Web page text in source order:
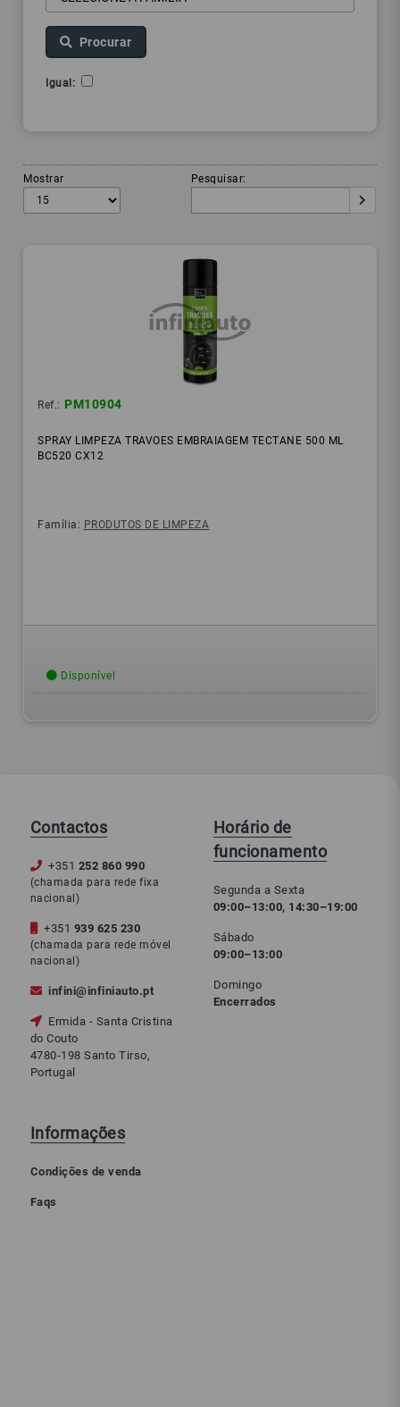
Procurar
Igual:
Mostrar Pesquisar:
Ref.: PM10904
SPRAY LIMPEZA TRAVOES EMBRAIAGEM TECTANE 500 ML
BC520 CX12
Família: PRODUTOS DE LIMPEZA
Disponível
Contactos
+351 252 860 990
(chamada para rede fixa
nacional)
+351 939 625 230
(chamada para rede móvel
nacional)
infini@infiniauto.pt
Ermida - Santa Cristina
do Couto
4780-198 Santo Tirso,
Portugal
Horário de
funcionamento
Segunda a Sexta
09:00–13:00, 14:30–19:00
Sábado
09:00–13:00
Domingo
Encerrados
Informações
Condições de venda
Faqs